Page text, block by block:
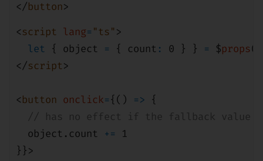
</button>
<script lang= "ts" >
let
{ object = { count : 0 } } = $props
</script>
<button onclick={() =>
{
// has no effect if the fallback value
object .count +=
1
}}>